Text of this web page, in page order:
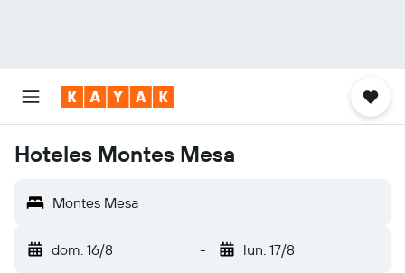
Hoteles Montes Mesa
Montes Mesa
dom. 16/8 - lun. 17/8